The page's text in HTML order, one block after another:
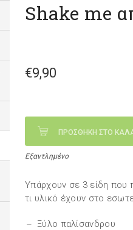
Shake me
€9,90
ΠΡΟΣΘΗΚΗ ΣΤΟ
Εξαντλημένο
Υπάρχουν σε 3 είδη που
τι υλικό έχουν στο
Ξύλο παλίσανδρου